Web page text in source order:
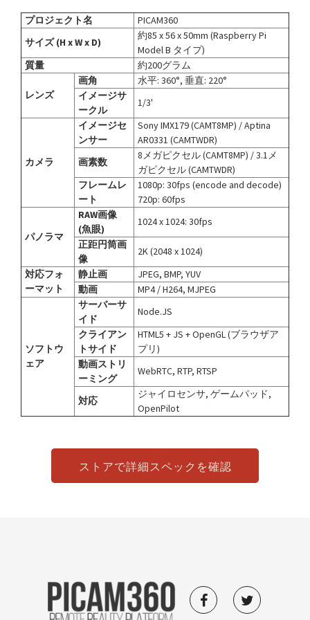
プロジェクト名
PICAM360
サイズ (H x W x D)
約85 x 56 x 50mm (Raspberry Pi
Model B タイプ)
質量
約200グラム
レンズ
画角
水平: 360°, 垂直: 220°
イメージサ
ークル
1/3'
カメラ
イメージセ
ンサー
Sony IMX179 (CAMT8MP) / Aptina
AR0331 (CAMTWDR)
画素数
8メガピクセル (CAMT8MP) / 3.1メ
ガピクセル (CAMTWDR)
フレームレ
ート
1080p: 30fps (encode and decode)
720p: 60fps
パノラマ
RAW画像
(魚眼)
1024 x 1024: 30fps
正距円筒画
像
2K (2048 x 1024)
対応フォ
ーマット
静止画
JPEG, BMP, YUV
動画
MP4 / H264, MJPEG
ソフトウ
ェア
サーバーサ
イド
Node.JS
クライアン
トサイド
HTML5 + JS + OpenGL (ブラウザア
プリ)
動画ストリ
ーミング
WebRTC, RTP, RTSP
対応
ジャイロセンサ, ゲームパッド,
OpenPilot
ストアで詳細スペックを確認